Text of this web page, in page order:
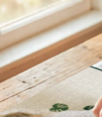
4,7 (basato
I nostri regali
Reviews.